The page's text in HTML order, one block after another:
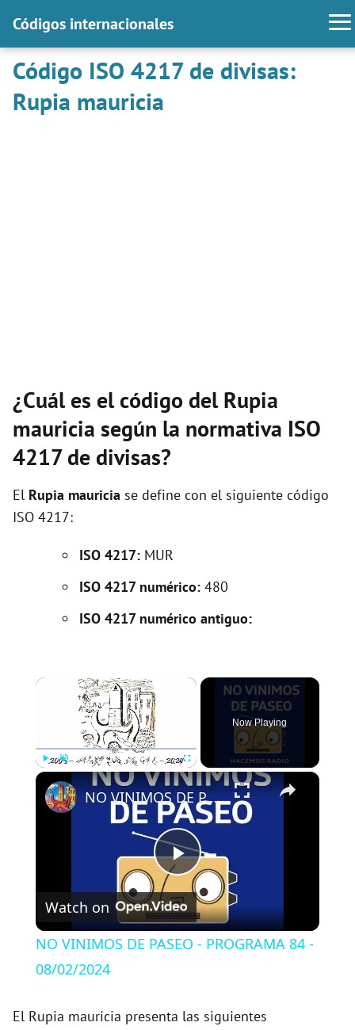
Códigos internacionales
Código ISO 4217 de divisas:
Rupia mauricia
¿Cuál es el código del Rupia
mauricia según la normativa ISO
4217 de divisas?
El Rupia mauricia se define con el siguiente código
ISO 4217:
ISO 4217: MUR
ISO 4217 numérico: 480
ISO 4217 numérico antiguo:
×
Fullscreen
Now Playing
×
P
l
y
NO VINIMOS DE PASEO - PROGRAMA 84 - 08/02/2024
Watch on
NO VINIMOS DE PASEO - PROGRAMA 84 -
08/02/2024
El Rupia mauricia presenta las siguientes